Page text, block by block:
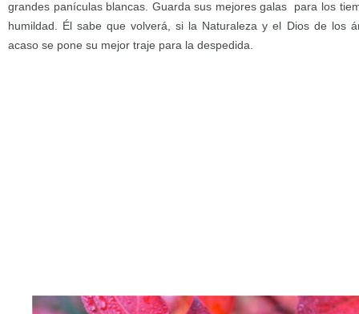
grandes panículas blancas. Guarda sus mejores galas para los
humildad. Él sabe que volverá, si la Naturaleza y el Dios de los
acaso se pone su mejor traje para la despedida.